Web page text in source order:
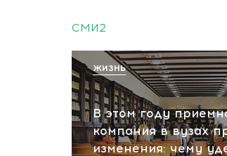
СМИ2
В этом году
компания в вузах
изменения: чему
ЖИЗНЬ